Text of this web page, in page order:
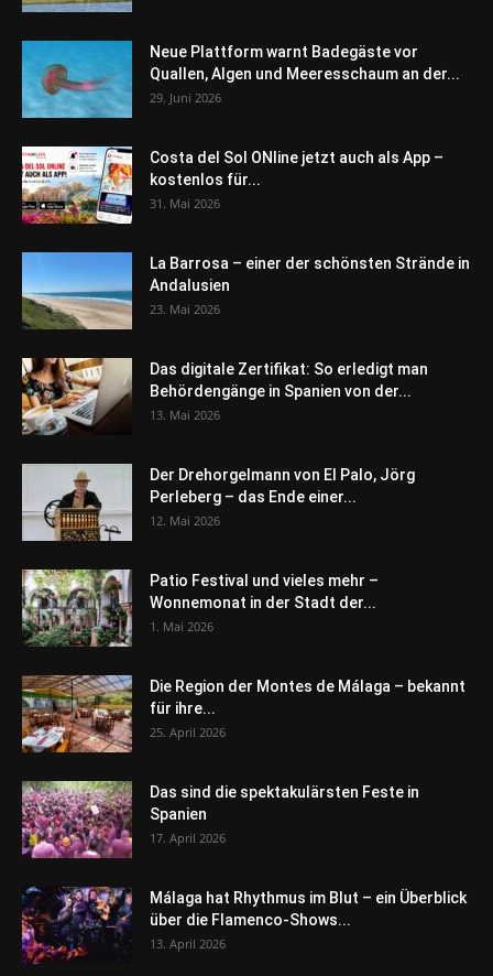
Neue Plattform warnt Badegäste vor
Quallen, Algen und Meeresschaum an der...
29. Juni 2026
Costa del Sol ONline jetzt auch als App –
kostenlos für...
31. Mai 2026
La Barrosa – einer der schönsten Strände in
Andalusien
23. Mai 2026
Das digitale Zertifikat: So erledigt man
Behördengänge in Spanien von der...
13. Mai 2026
Der Drehorgelmann von El Palo, Jörg
Perleberg – das Ende einer...
12. Mai 2026
Patio Festival und vieles mehr –
Wonnemonat in der Stadt der...
1. Mai 2026
Die Region der Montes de Málaga – bekannt
für ihre...
25. April 2026
Das sind die spektakulärsten Feste in
Spanien
17. April 2026
Málaga hat Rhythmus im Blut – ein Überblick
über die Flamenco-Shows...
13. April 2026